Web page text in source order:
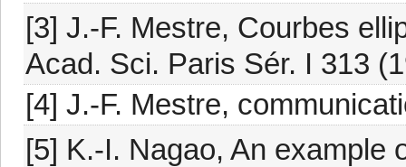
[3] J.-F. Mestre, Courbes
Acad. Sci. Paris Sér. I 313
[4] J.-F. Mestre,
[5] K.-I. Nagao, An